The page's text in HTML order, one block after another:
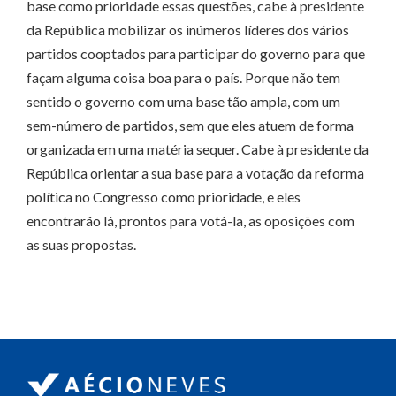
base como prioridade essas questões, cabe à presidente
da República mobilizar os inúmeros líderes dos vários
partidos cooptados para participar do governo para que
façam alguma coisa boa para o país. Porque não tem
sentido o governo com uma base tão ampla, com um
sem-número de partidos, sem que eles atuem de forma
organizada em uma matéria sequer. Cabe à presidente da
República orientar a sua base para a votação da reforma
política no Congresso como prioridade, e eles
encontrarão lá, prontos para votá-la, as oposições com
as suas propostas.